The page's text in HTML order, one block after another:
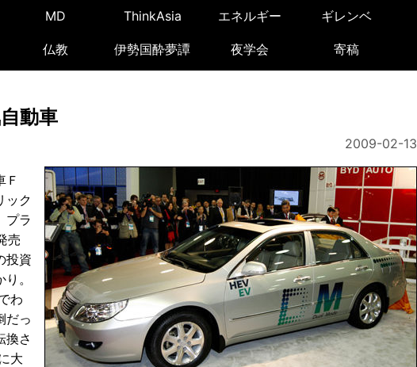
MD ThinkAsia エネルギー ギレンベ
仏教 伊勢国酔夢譚 夜学会 寄稿
動車
2009-02-13
Ｆ
ック
プラ
売
投資
。
わ
だっ
換さ
大